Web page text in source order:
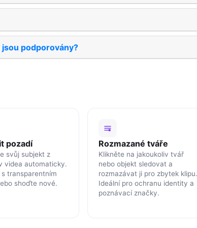
podporovány?
pozadí
svůj subjekt z
videa automaticky.
transparentním
shoďte nové.
Rozmazané tváře
Klikněte na jakoukoliv tvář
nebo objekt sledovat a
rozmazávat ji pro zbytek klipu.
Ideální pro ochranu identity a
poznávací značky.